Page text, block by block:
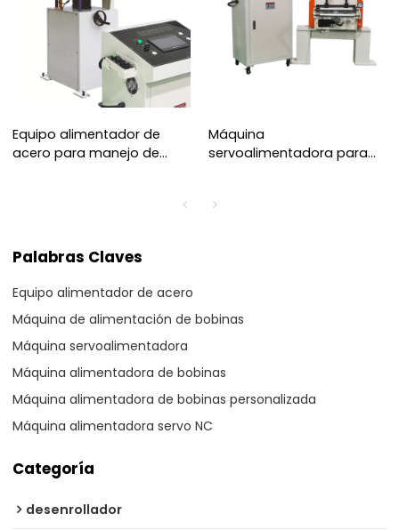
Equipo alimentador de
acero para manejo de
Máquina
servoalimentadora para
0,5 ~ 4,5 mm
Palabras Claves
Equipo alimentador de acero
Máquina de alimentación de bobinas
Máquina servoalimentadora
Máquina alimentadora de bobinas
Máquina alimentadora de bobinas personalizada
Máquina alimentadora servo NC
Categoría
desenrollador